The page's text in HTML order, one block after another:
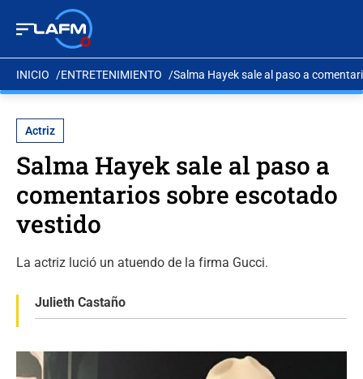
INICIO ENTRETENIMIENTO Salma Hayek sale al paso a
Actriz
Salma Hayek sale al paso a
comentarios sobre escotado
vestido
La actriz lució un atuendo de la firma Gucci.
Julieth Castaño